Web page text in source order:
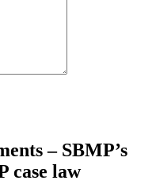
– SBMP’s
case law